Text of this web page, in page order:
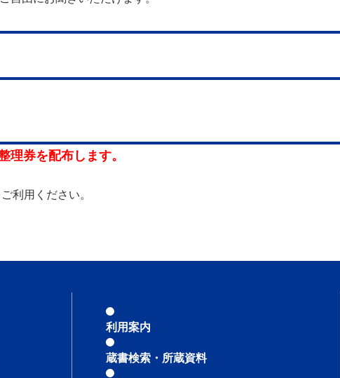
券を配布します。
利用ください。
利用案内
蔵書検索・所蔵資料